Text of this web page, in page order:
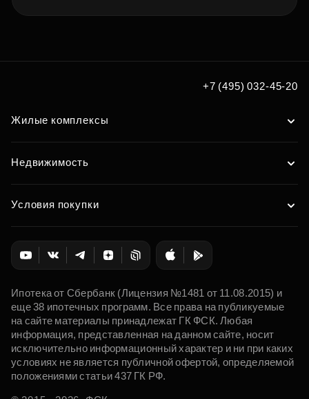
+7 (495) 032-45-20
Жилые комплексы
Недвижимость
Условия покупки
Ипотека от Сбербанк (Лицензия №1481 от 11.08.2015) и
еще 38 ипотечных программ. Все права на публикуемые
на сайте материалы принадлежат ГК ФСК. Любая
информация, представленная на данном сайте, носит
исключительно информационный характер и ни при каких
условиях не является публичной офертой, определяемой
положениями статьи 437 ГК РФ.